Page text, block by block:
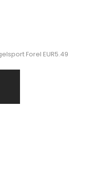
Forel EUR5.49